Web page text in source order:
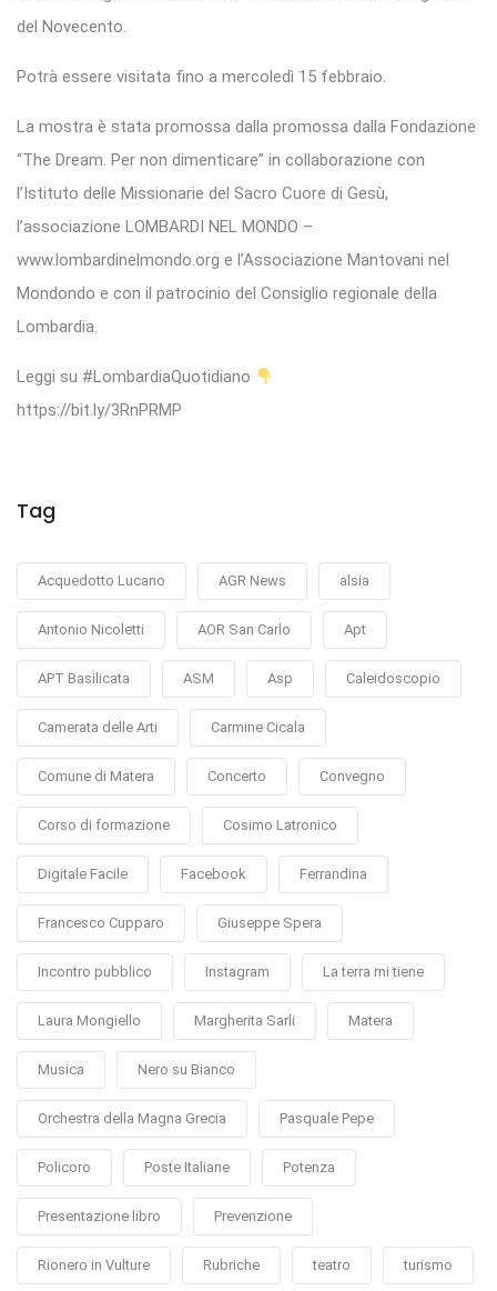
del Novecento.
Potrà essere visitata fino a mercoledì 15 febbraio.
La mostra è stata promossa dalla promossa dalla Fondazione
“The Dream. Per non dimenticare” in collaborazione con
l’Istituto delle Missionarie del Sacro Cuore di Gesù,
l’associazione LOMBARDI NEL MONDO –
www.lombardinelmondo.org e l’Associazione Mantovani nel
Mondondo e con il patrocinio del Consiglio regionale della
Lombardia.
Leggi su #LombardiaQuotidiano
https://bit.ly/3RnPRMP
Tag
Acquedotto Lucano AGR News alsia
Antonio Nicoletti AOR San Carlo Apt
APT Basilicata ASM Asp Caleidoscopio
Camerata delle Arti Carmine Cicala
Comune di Matera Concerto Convegno
Corso di formazione Cosimo Latronico
Digitale Facile Facebook Ferrandina
Francesco Cupparo Giuseppe Spera
Incontro pubblico Instagram La terra mi tiene
Laura Mongiello Margherita Sarli Matera
Musica Nero su Bianco
Orchestra della Magna Grecia Pasquale Pepe
Policoro Poste Italiane Potenza
Presentazione libro Prevenzione
Rionero in Vulture Rubriche teatro turismo